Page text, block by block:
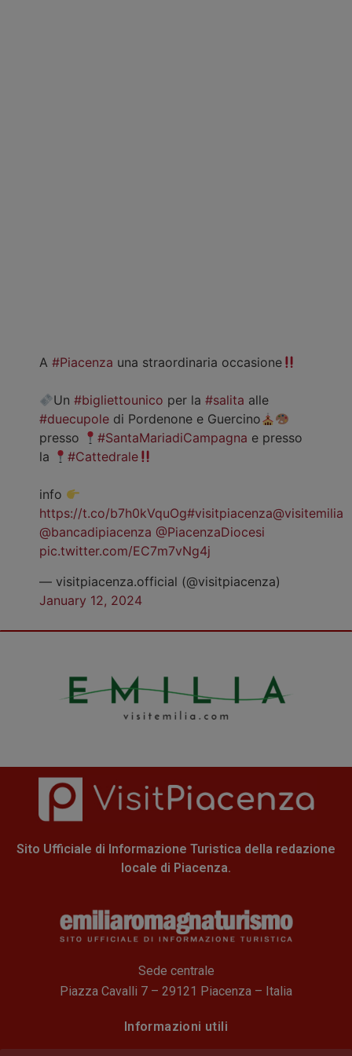
A #Piacenza una straordinaria occasione
Un#bigliettounico per la#salita alle
#duecupole di Pordenone e Guercino
presso
#SantaMariadiCampagna e presso
la
#Cattedrale
info
https://t.co/b7h0kVquOg#visitpiacenza@visitemilia
@bancadipiacenza @PiacenzaDiocesi
pic.twitter.com/EC7m7vNg4j
— visitpiacenza.official (@visitpiacenza)
January 12, 2024
Sito Ufficiale di Informazione Turistica della redazione
locale di Piacenza.
Sede centrale
Piazza Cavalli 7 – 29121 Piacenza – Italia
Informazioni utili